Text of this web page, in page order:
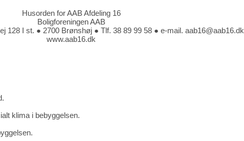
Husorden for AAB Afdeling 16
Boligforeningen AAB
128 I st. ● 2700 Brønshøj ● Tlf. 38 89 99 58 ● e-mail. aab16@aab16.dk
www.aab16.dk
klima i bebyggelsen.